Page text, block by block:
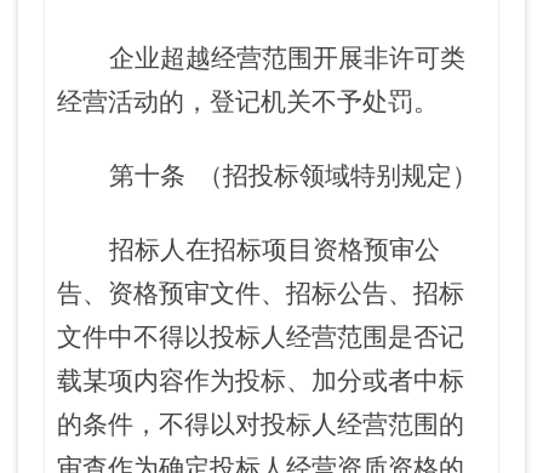
企业超越经营范围开展非许可类
经营活动的，登记机关不予处罚。
第十条 （招投标领域特别规定）
招标人在招标项目资格预审公
告、资格预审文件、招标公告、招标
文件中不得以投标人经营范围是否记
载某项内容作为投标、加分或者中标
的条件，不得以对投标人经营范围的